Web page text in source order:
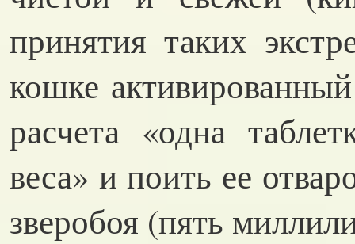
принятия таких
кошке
расчета «одна
веса» и поить ее
зверобоя (пять